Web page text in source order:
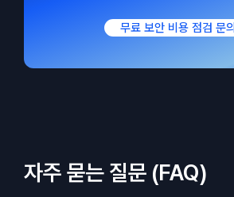
무료 보안 비용 점검 문의
자주 묻는 질문 (FAQ)